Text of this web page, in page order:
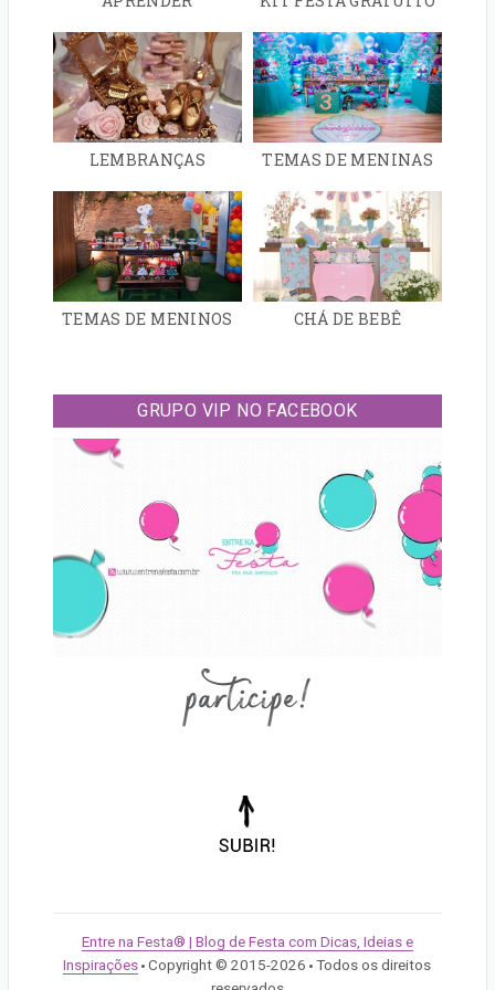
LEMBRANÇAS TEMAS DE MENINAS
TEMAS DE MENINOS CHÁ DE BEBÊ
GRUPO VIP NO FACEBOOK
participe!
da
página!
Entre na Festa® | Blog de Festa com Dicas, Ideias e
Inspirações Copyright © 2015-2026 Todos os direitos